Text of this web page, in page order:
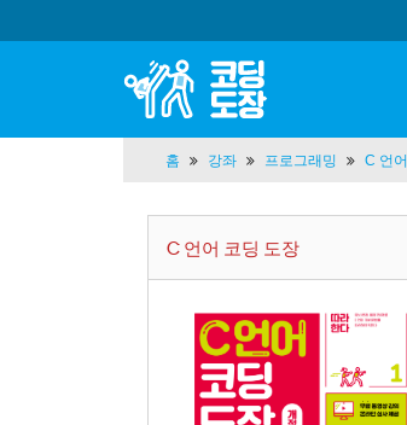
홈 강좌 프로그래밍 C 언
C 언어 코딩 도장